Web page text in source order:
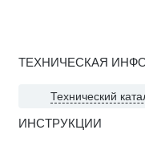
ТЕХНИЧЕСКАЯ
Технический
ИНСТРУКЦИИ